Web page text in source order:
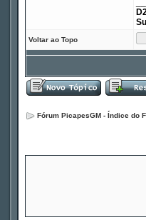
Voltar ao Topo
Fórum PicapesGM - Índice do